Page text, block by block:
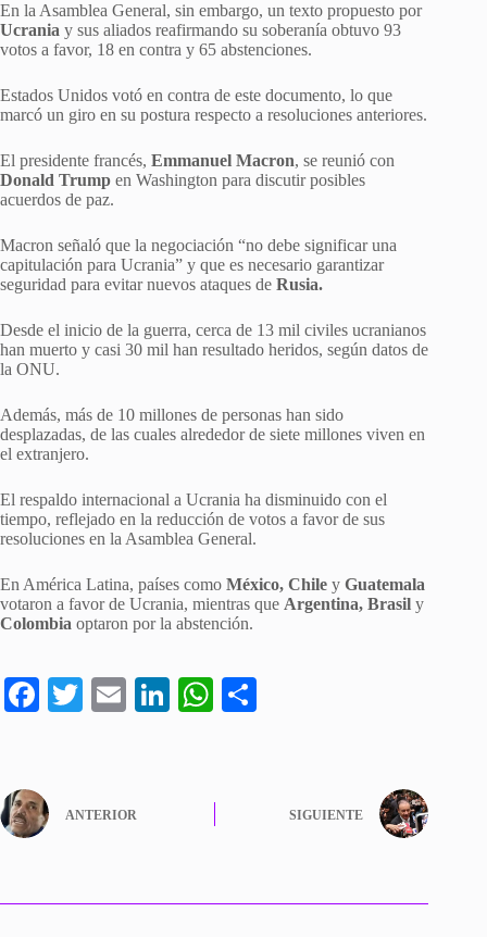
En la Asamblea General, sin embargo, un texto propuesto por
Ucrania y sus aliados reafirmando su soberanía obtuvo 93
votos a favor, 18 en contra y 65 abstenciones.
Estados Unidos votó en contra de este documento, lo que
marcó un giro en su postura respecto a resoluciones anteriores.
El presidente francés, Emmanuel Macron, se reunió con
Donald Trump en Washington para discutir posibles
acuerdos de paz.
Macron señaló que la negociación “no debe significar una
capitulación para Ucrania” y que es necesario garantizar
seguridad para evitar nuevos ataques de Rusia.
Desde el inicio de la guerra, cerca de 13 mil civiles ucranianos
han muerto y casi 30 mil han resultado heridos, según datos de
la ONU.
Además, más de 10 millones de personas han sido
desplazadas, de las cuales alrededor de siete millones viven en
el extranjero.
El respaldo internacional a Ucrania ha disminuido con el
tiempo, reflejado en la reducción de votos a favor de sus
resoluciones en la Asamblea General.
En América Latina, países como México, Chile y Guatemala
votaron a favor de Ucrania, mientras que Argentina, Brasil y
Colombia optaron por la abstención.
Fa
ok
T
r
E
Li
W
A
pp
ANTERIOR SIGUIENTE